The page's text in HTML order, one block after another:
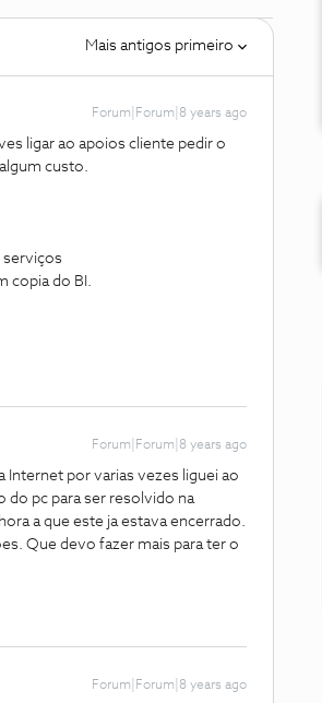
Mais antigos primeiro
Forum|Forum|8 years ago
ligar ao apoios cliente pedir o
custo.
serviços
copia do BI.
Forum|Forum|8 years ago
Internet por varias vezes liguei ao
do pc para ser resolvido na
a que este ja estava encerrado.
Que devo fazer mais para ter o
Forum|Forum|8 years ago